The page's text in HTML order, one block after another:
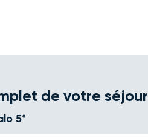
de votre séjour
5*